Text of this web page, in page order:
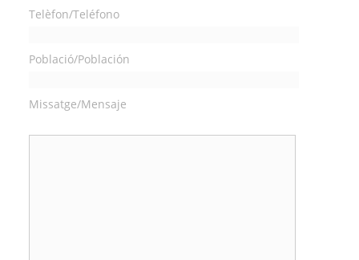
Telèfon/Teléfono
Població/Población
Missatge/Mensaje